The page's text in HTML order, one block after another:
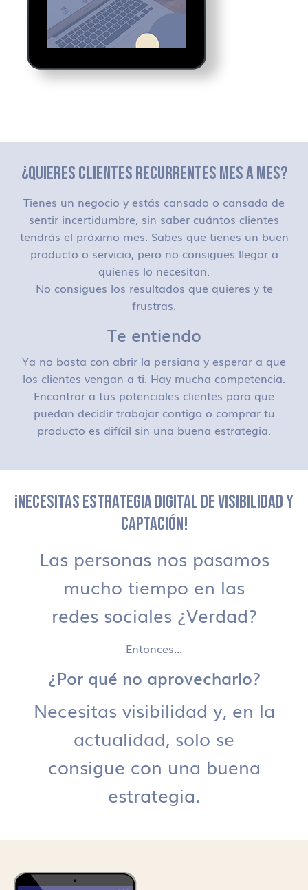
¿QUIERES CLIENTES RECURRENTES MES A MES?
Tienes un negocio y estás cansado o cansada de
sentir incertidumbre, sin saber cuántos clientes
tendrás el próximo mes. Sabes que tienes un buen
producto o servicio, pero no consigues llegar a
quienes lo necesitan.
No consigues los resultados que quieres y te
frustras.
Te entiendo
Ya no basta con abrir la persiana y esperar a que
los clientes vengan a ti. Hay mucha competencia.
Encontrar a tus potenciales clientes para que
puedan decidir trabajar contigo o comprar tu
producto es difícil sin una buena estrategia.
¡NECESITAS ESTRATEGIA DIGITAL DE VISIBILIDAD Y
CAPTACIÓN!
Las personas nos pasamos
mucho tiempo en las
redes sociales ¿Verdad?
Entonces…
¿Por qué no aprovecharlo?
Necesitas visibilidad y, en la
actualidad, solo se
consigue con una buena
estrategia.